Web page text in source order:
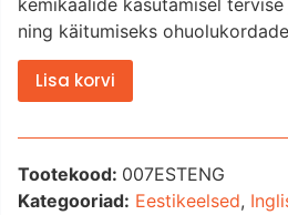
ning käitumiseks
Lisa korvi
Tootekood: 007ESTENG
Kategooriad: Eestikeelsed,